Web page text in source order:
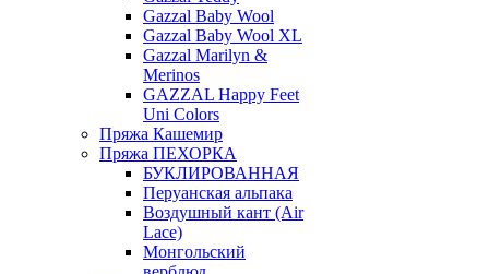
Gazzal Baby Wool
Gazzal Baby Wool XL
Gazzal Marilyn &
Merinos
GAZZAL Happy Feet
Uni Colors
Пряжа Кашемир
Пряжа ПЕХОРКА
БУКЛИРОВАННАЯ
Перуанская альпака
Воздушный кант (Air
Lace)
Монгольский